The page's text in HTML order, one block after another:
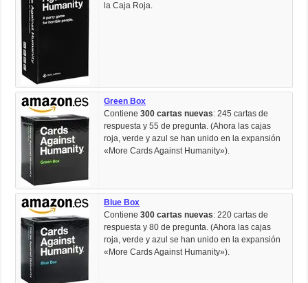
la Caja Roja.
Green Box
Contiene300 cartas nuevas: 245 cartas de
respuesta y 55 de pregunta. (Ahora las cajas
roja, verde y azul se han unido en la expansión
«More Cards Against Humanity»).
Blue Box
Contiene300 cartas nuevas: 220 cartas de
respuesta y 80 de pregunta. (Ahora las cajas
roja, verde y azul se han unido en la expansión
«More Cards Against Humanity»).